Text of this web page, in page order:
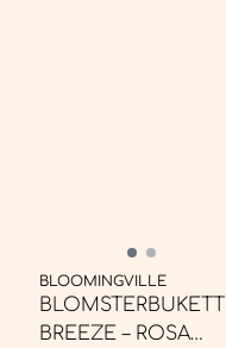
BLOOMINGVILLE
BLOMSTERBUKETT
BREEZE – ROSA